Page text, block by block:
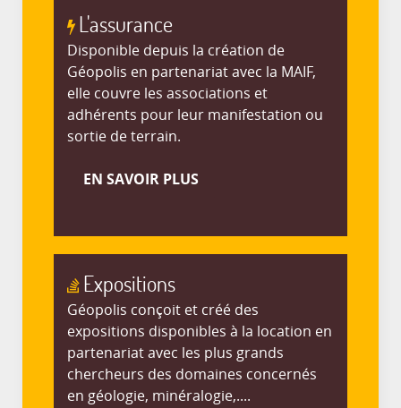
L'assurance
Disponible depuis la création de
Géopolis en partenariat avec la MAIF,
elle couvre les associations et
adhérents pour leur manifestation ou
sortie de terrain.
EN SAVOIR PLUS
Expositions
Géopolis conçoit et créé des
expositions disponibles à la location en
partenariat avec les plus grands
chercheurs des domaines concernés
en géologie, minéralogie,....